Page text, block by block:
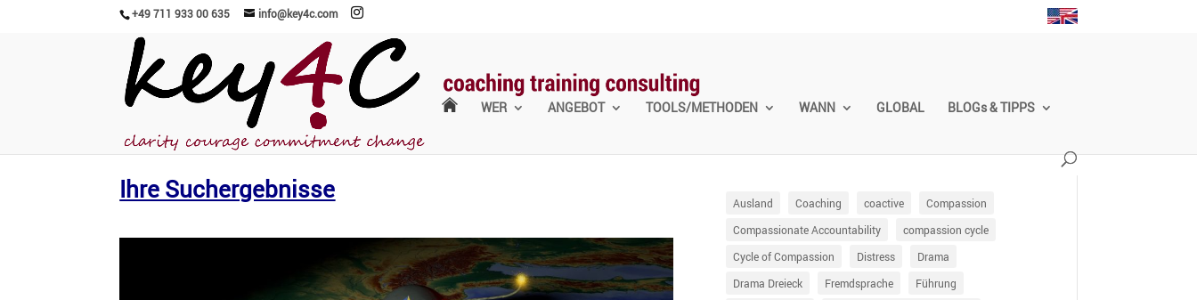
+49 711 933 00 635 info@key4c.com
WER ANGEBOT TOOLS/METHODEN WANN GLOBAL BLOGs & TIPPS
Ihre Suchergebnisse Ausland Coaching coactive
Compassion
Compassionate Accountability
compassion cycle
Cycle of Compassion
Distress
Drama
Drama Dreieck
Fremdsprache
Führung